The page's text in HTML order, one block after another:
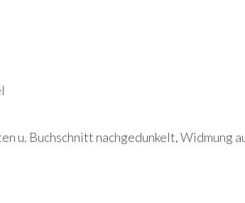
u. Buchschnitt nachgedunkelt, Widmung